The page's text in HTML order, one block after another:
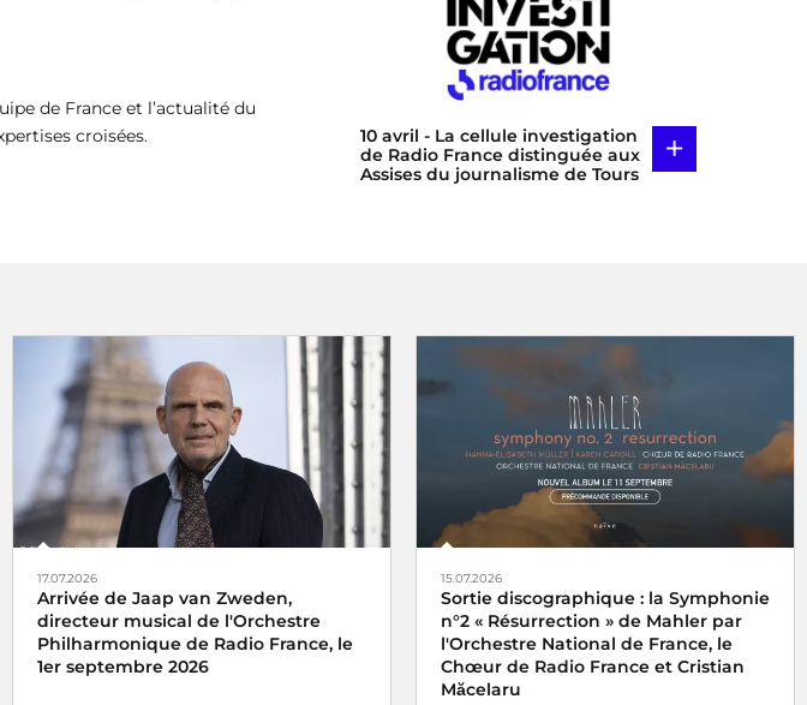
de France et l’actualité du
croisées.
10 avril - La cellule investigation
de Radio France distinguée aux
Assises du journalisme de Tours
+
17.07.2026
Arrivée de Jaap van Zweden,
directeur musical de l'Orchestre
Philharmonique de Radio France, le
1er septembre 2026
15.07.2026
Sortie discographique : la Symphonie
n°2 « Résurrection » de Mahler par
l'Orchestre National de France, le
Chœur de Radio France et Cristian
Măcelaru